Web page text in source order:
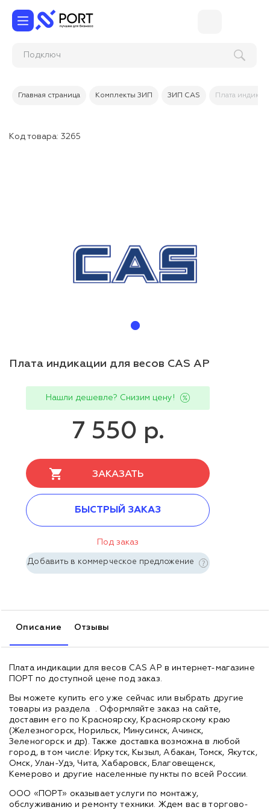
Подкл
Главная страница Комплекты ЗИП ЗИП CAS Плата
Код товара: 3265
Плата индикации для весов CAS AP
Нашли дешевле? Снизим цену!
7 550 р.
ЗАКАЗАТЬ
БЫСТРЫЙ ЗАКАЗ
Под заказ
Добавить в коммерческое предложение
Описание Отзывы
Плата индикации для весов CAS AP в интернет-магазине
ПОРТ по доступной цене под заказ.
Вы можете купить его уже сейчас или выбрать другие
товары из раздела . Оформляйте заказ на сайте,
доставим его по Красноярску, Красноярскому краю
(Железногорск, Норильск, Минусинск, Ачинск,
Зеленогорск и др). Также доставка возможна в любой
город, в том числе: Иркутск, Кызыл, Абакан, Томск, Якутск,
Омск, Улан-Удэ, Чита, Хабаровск, Благовещенск,
Кемерово и другие населенные пункты по всей России.
ООО «ПОРТ» оказывает услуги по монтажу,
обслуживанию и ремонту техники. Ждем вас в торгово-